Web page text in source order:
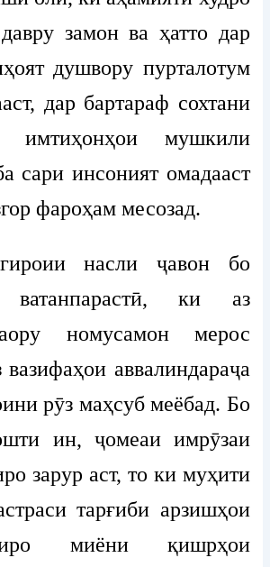
замон ва ҳатто дар
душвору пурталотум
дар бартараф сохтани
имтиҳонҳои мушкили
сари инсоният омадааст
фароҳам месозад.
насли ҷавон бо
ватанпарастӣ, ки аз
номусамон мерос
вазифаҳои аввалиндараҷа
рӯз маҳсуб меёбад. Бо
ин, ҷомеаи имрӯзаи
зарур аст, то ки муҳити
тарғиби арзишҳои
миёни қишрҳои